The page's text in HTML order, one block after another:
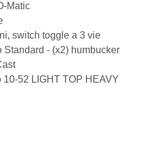
Matic
switch toggle a 3 vie
Standard - (x2) humbucker
10-52 LIGHT TOP HEAVY